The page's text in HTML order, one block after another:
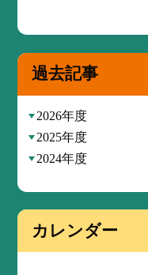
過去記事
2026年度
2025年度
2024年度
カレンダー